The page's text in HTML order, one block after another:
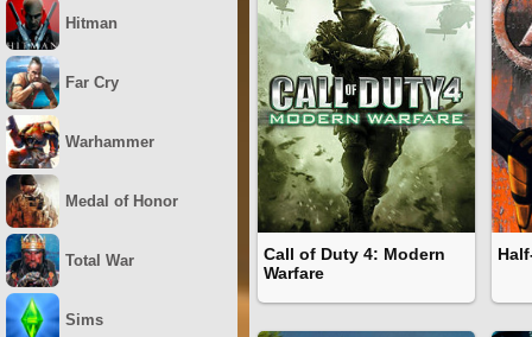
Call of Duty 4: Modern
Warfare
Hitman
Far Cry
Warhammer
Medal of Honor
Total War
Sims